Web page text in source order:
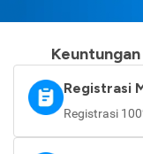
Registrasi
Registrasi